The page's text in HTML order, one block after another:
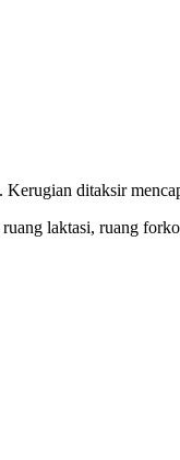
ditaksir
laktasi, ruang